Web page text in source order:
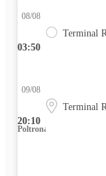
03:50
08/08
Terminal
20:10
09/08
Terminal
Poltrona